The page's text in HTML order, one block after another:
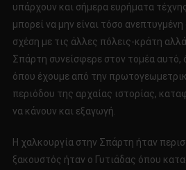
υπάρχουν και σήμερα ευρήματα
μπορεί να μην είναι τόσο
σχέση με τις άλλες πόλεις-κράτη
Σπάρτη συνείσφερε στον τομέα αυτό,
όπου έχουμε από την
περιόδου της αρχαίας ιστορίας,
να κάνουν και εξαγωγή.
Η χαλκουργία στην Σπάρτη ήταν
ξακουστός ήταν ο Γυτιάδας όπου